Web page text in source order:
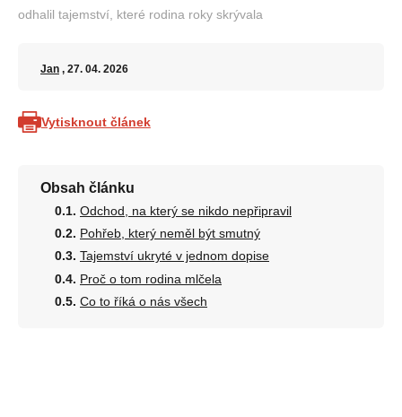
odhalil tajemství, které rodina roky skrývala
Jan , 27. 04. 2026
Vytisknout článek
Obsah článku
Odchod, na který se nikdo nepřipravil
Pohřeb, který neměl být smutný
Tajemství ukryté v jednom dopise
Proč o tom rodina mlčela
Co to říká o nás všech